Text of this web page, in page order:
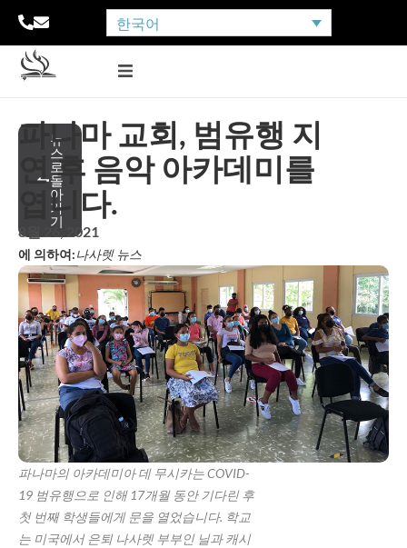
한국어
뉴
스
로
돌
아
가
기
파나마 교회, 범유행 지
연 후 음악 아카데미를
엽니다.
8월 26, 2021
에 의하여:나사렛 뉴스
파나마의 아카데미아 데 무시카는 COVID-
19 범유행으로 인해 17개월 동안 기다린 후
첫 번째 학생들에게 문을 열었습니다. 학교
는 미국에서 은퇴 나사렛 부부인 닐과 캐시